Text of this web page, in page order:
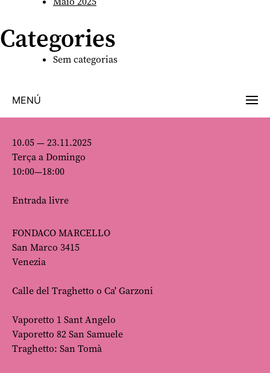
Categories
Sem categorias
MENÚ
10.05 — 23.11.2025
Terça a Domingo
10:00—18:00
Entrada livre
FONDACO MARCELLO
San Marco 3415
Venezia
Calle del Traghetto o Ca' Garzoni
Vaporetto 1 Sant Angelo
Vaporetto 82 San Samuele
Traghetto: San Tomà